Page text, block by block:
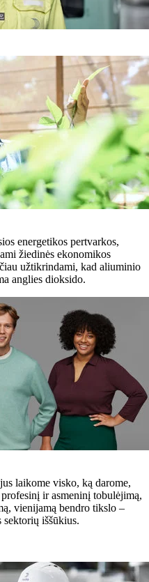
energetikos pertvarkos,
žiedinės ekonomikos
užtikrindami, kad aliuminio
anglies dioksido.
laikome visko, ką darome,
ir asmeninį tobulėjimą,
vienijamą bendro tikslo –
sektorių iššūkius.